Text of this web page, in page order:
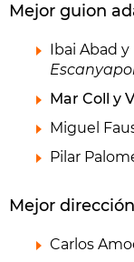
Mejor guion
Ibai Abad
Mar Coll y
Miguel
Pilar
Mejor
Carlos